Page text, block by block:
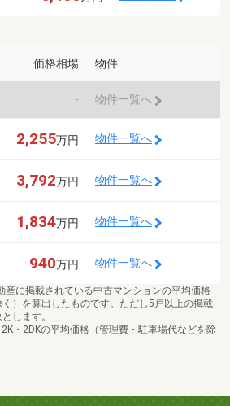
価格相場 物件
- 物件一覧へ
2,255万円 物件一覧へ
3,792万円 物件一覧へ
1,834万円 物件一覧へ
940万円 物件一覧へ
産に掲載されている中古マンションの平均価格
く）を算出したものです。ただし5戸以上の掲載
します。
・2DKの平均価格（管理費・駐車場代などを除